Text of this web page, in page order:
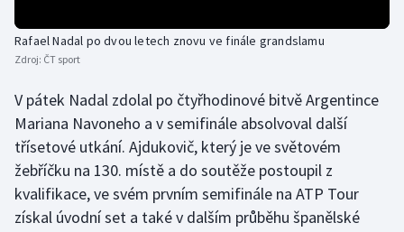
Krasobruslení
Lezení
Lyže a snowboard
Moderní pětiboj
Rafael Nadal po dvou letech znovu ve finále grandslamu
Zdroj: ČT sport
V pátek Nadal zdolal po čtyřhodinové bitvě Argentince
Mariana Navoneho a v semifinále absolvoval další
třísetové utkání. Ajdukovič, který je ve světovém
žebříčku na 130. místě a do soutěže postoupil z
kvalifikace, ve svém prvním semifinále na ATP Tour
získal úvodní set a také v dalším průběhu španělské